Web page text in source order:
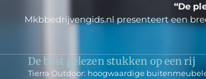
“De
Mkbbedrijvengids.nl presenteert een
De best gelezen stukken op een rij
Tierra Outdoor: hoogwaardige